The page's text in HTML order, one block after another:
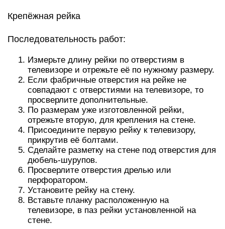
Крепёжная рейка
Последовательность работ:
Измерьте длину рейки по отверстиям в
телевизоре и отрежьте её по нужному размеру.
Если фабричные отверстия на рейке не
совпадают с отверстиями на телевизоре, то
просверлите дополнительные.
По размерам уже изготовленной рейки,
отрежьте вторую, для крепления на стене.
Присоедините первую рейку к телевизору,
прикрутив её болтами.
Сделайте разметку на стене под отверстия для
дюбель-шурупов.
Просверлите отверстия дрелью или
перфоратором.
Установите рейку на стену.
Вставьте планку расположенную на
телевизоре, в паз рейки установленной на
стене.